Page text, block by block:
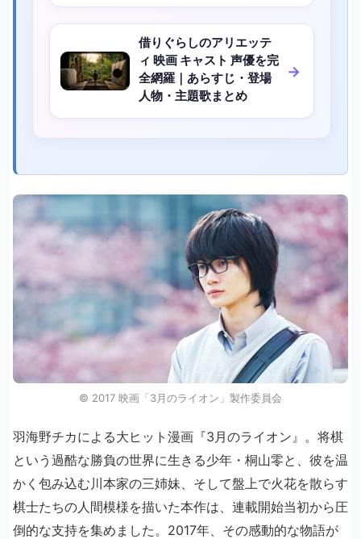
借りぐらしのアリエッテ
ィ 映画 キャスト 声優を完
全網羅｜あらすじ・登場
人物・主題歌まとめ
©︎ 2017 映画「3月のライオン」製作委員会
羽海野チカによる大ヒット漫画『3月のライオン』。将棋
という過酷な勝負の世界に生きる少年・桐山零と、彼を温
かく包み込む川本家の三姉妹、そして盤上で火花を散らす
棋士たちの人間模様を描いた本作は、連載開始当初から圧
倒的な支持を集めました。2017年、その感動的な物語が